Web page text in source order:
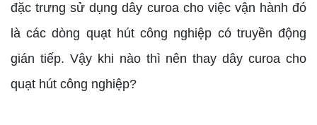
đặc trưng sử dụng dây curoa cho việc vận hành đó
là các dòng quạt hút công nghiệp có truyền động
gián tiếp. Vậy khi nào thì nên thay dây curoa cho
quạt hút công nghiệp?